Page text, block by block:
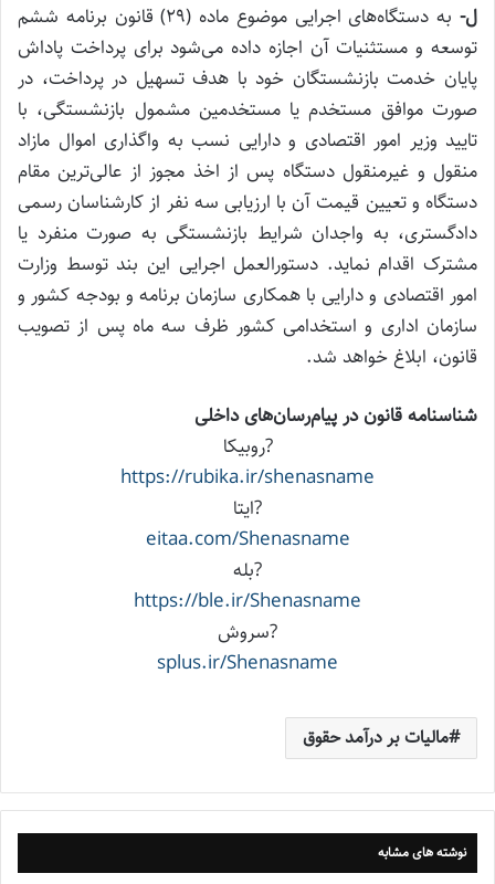
ل-
به دستگاه‌های اجرایی موضوع ماده (۲۹) قانون برنامه ششم
توسعه و مستثنیات آن اجازه داده می‌شود برای پرداخت پاداش
پایان خدمت بازنشستگان خود با هدف تسهیل در پرداخت، در
صورت موافق مستخدم یا مستخدمین مشمول بازنشستگی، با
تایید وزیر امور اقتصادی و دارایی نسب به واگذاری اموال مازاد
منقول و غیرمنقول دستگاه پس از اخذ مجوز از عالی‌ترین مقام
دستگاه و تعیین قیمت آن با ارزیابی سه نفر از کارشناسان رسمی
دادگستری، به واجدان شرایط بازنشستگی به صورت منفرد یا
مشترک اقدام نماید. دستورالعمل اجرایی این بند توسط وزارت
امور اقتصادی و دارایی با همکاری سازمان برنامه و بودجه کشور و
سازمان اداری و استخدامی کشور ظرف سه ماه پس از تصویب
قانون، ابلاغ خواهد شد.
شناسنامه قانون در پیام‌رسان‌های داخلی
?روبیکا
https://rubika.ir/shenasname
?ایتا
eitaa.com/Shenasname
?بله
https://ble.ir/Shenasname
?سروش
splus.ir/Shenasname
مالیات بر درآمد حقوق
نوشته های مشابه